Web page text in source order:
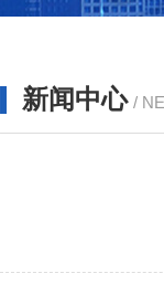
新闻中心 /